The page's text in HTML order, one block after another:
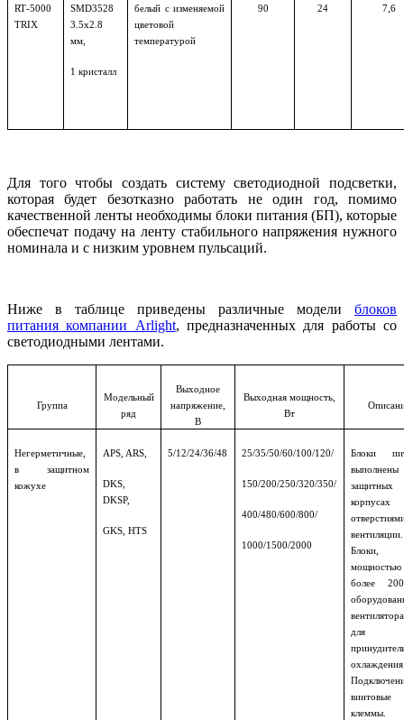
RT-5000
TRIX
SMD3528
3.5х2.8
мм,
1 кристалл
белый с изменяемой
цветовой
температурой
90 24 7,6
Для того чтобы создать систему светодиодной подсветки,
которая будет безотказно работать не один год, помимо
качественной ленты необходимы блоки питания (БП), которые
обеспечат подачу на ленту стабильного напряжения нужного
номинала и с низким уровнем пульсаций.
Ниже в таблице приведены различные модели блоков
питания компании Arlight, предназначенных для работы со
светодиодными лентами.
Группа
Модельный
ряд
Выходное
напряжение,
В
Выходная мощность,
Вт
Негерметичные,
в защитном
кожухе
APS, ARS,
DKS,
DKSP,
GKS, HTS
5/12/24/36/48 25/35/50/60/100/120/
150/200/250/320/350/
400/480/600/800/
1000/1500/2000
Блоки
защитных
вентиляции.
Блоки,
мощностью
более
для
винтовые
клеммы.